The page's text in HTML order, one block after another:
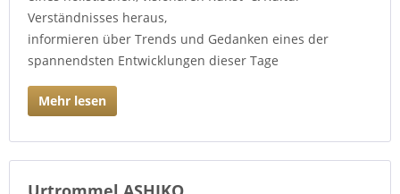
Verständnisses heraus,
informieren über Trends und Gedanken eines der
spannendsten Entwicklungen dieser Tage
Mehr lesen